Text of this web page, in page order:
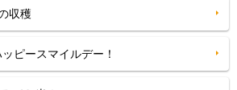
収穫
ピースマイルデー！